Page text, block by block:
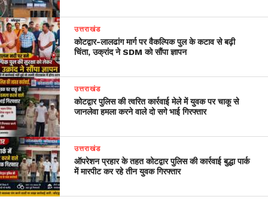
उत्तराखंड
​कोटद्वार-लालढांग मार्ग पर वैकल्पिक पुल के कटाव से बढ़ी
चिंता, उक्रांद ने SDM को सौंपा ज्ञापन
उत्तराखंड
कोटद्वार पुलिस की त्वरित कार्रवाई मेले में युवक पर चाकू से
जानलेवा हमला करने वाले दो सगे भाई गिरफ्तार
उत्तराखंड
ऑपरेशन प्रहार के तहत कोटद्वार पुलिस की कार्रवाई बुद्धा पार्क
में मारपीट कर रहे तीन युवक गिरफ्तार